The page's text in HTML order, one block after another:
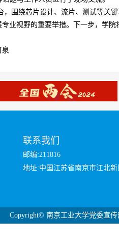
围绕芯片设计、流片、测试等关
业视野的重要举措。下一步，学
泉
联系我们
邮编:211816
地址:中国江苏省南京市江北新
Copyright© 南京工业大学党委宣传